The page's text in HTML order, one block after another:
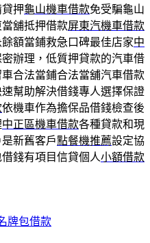
押龜山機車借款免受騙龜山
舖抵押借款屏東汽機車借款
額當鋪救急口碑最佳店家中
辦理，低質押貸款的汽車借
合法當鋪合法當舖汽車借款
幫助解決借錢專人選擇保證
依機車作為擔保品借錢檢查後
中正區機車借款各種貸款和現
新舊客戶點餐機推薦設定協
錢有項目信貸個人小額借款
牌包借款